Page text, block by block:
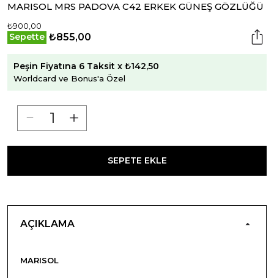
MARISOL MRS PADOVA C42 ERKEK GÜNEŞ GÖZLÜĞÜ
₺900,00
Sepette ₺855,00
Peşin Fiyatına 6 Taksit x ₺142,50
Worldcard ve Bonus'a Özel
SEPETE EKLE
AÇIKLAMA
MARISOL